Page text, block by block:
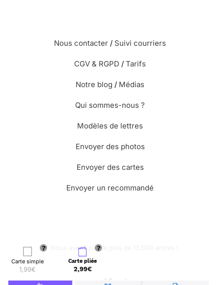
Carte simple
1,99€
Carte pliée
2,99€
Nous contacter / Suivi courriers
CGV & RGPD / Tarifs
Notre blog / Médias
Qui sommes-nous ?
Modèles de lettres
Envoyer des photos
Envoyer des cartes
Envoyer un recommandé
🌳 Nous avons planté plus de 13.000 arbres !